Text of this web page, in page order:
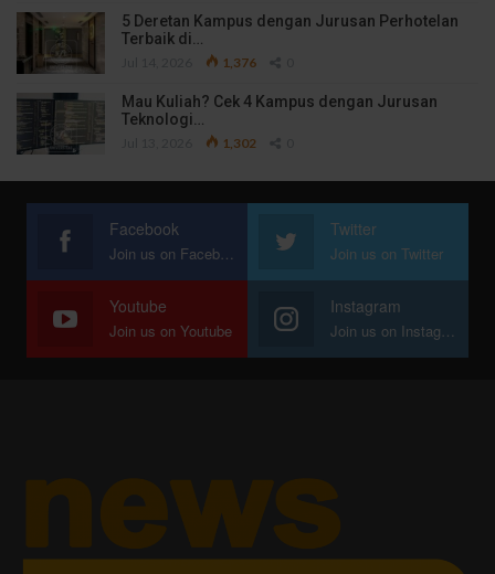
5 Deretan Kampus dengan Jurusan Perhotelan
Terbaik di…
1,376
Mau Kuliah? Cek 4 Kampus dengan Jurusan
Teknologi…
1,302
Facebook
Join us on Facebook
Twitter
Join us on Twitter
Youtube
Join us on Youtube
Instagram
Join us on Instagram